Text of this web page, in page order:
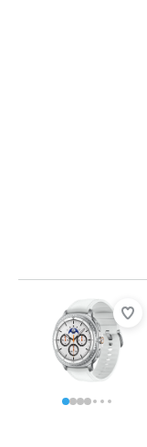
Bewertet mit 8,7 von